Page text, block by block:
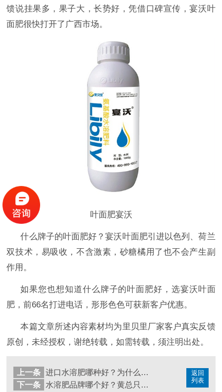
馈说挂果多，果子大，长势好，凭借口碑宣传，宴沃叶
面肥很快打开了广西市场。
叶面肥宴沃
什么牌子的叶面肥好？宴沃叶面肥引进以色列、荷兰
双技术，易吸收，不含激素，砂糖橘用了也不会产生副
作用。
如果您也想知道什么牌子的叶面肥好 ，选宴沃叶面
肥，前66名打进电话，形形色色可获新客户优惠。
本篇文章所述内容素材均为里贝里厂家客户真实反馈
原创，未经授权，谢绝转载，如需转载，须注明出处。
返回
列表
上一条
进口水溶肥哪种好？为什么严总只认宴沃
下一条
水溶肥品牌哪个好？黄总只选这一家